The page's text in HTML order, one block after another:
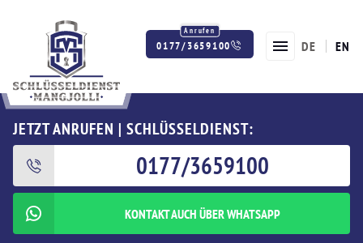
0177/3659100 DE EN
JETZT ANRUFEN | SCHLÜSSELDIENST:
0177/3659100
KONTAKT AUCH ÜBER WHATSAPP